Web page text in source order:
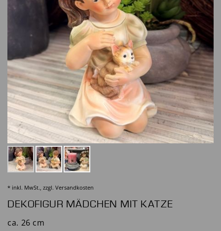
* inkl. MwSt., zzgl. Versandkosten
DEKOFIGUR MÄDCHEN MIT KATZE
ca. 26 cm